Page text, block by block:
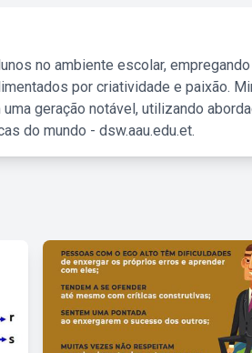
no ambiente escolar, empregando
por criatividade e paixão.
geração notável, utilizando
do mundo - dsw.aau.edu.et.